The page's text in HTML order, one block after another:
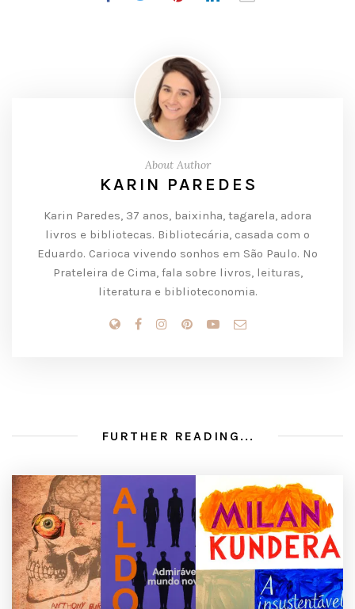
About Author
KARIN PAREDES
Karin Paredes, 37 anos, baixinha, tagarela, adora
livros e bibliotecas. Bibliotecária, casada com o
Eduardo. Carioca vivendo sonhos em São Paulo. No
Prateleira de Cima, fala sobre livros, leituras,
literatura e biblioteconomia.
FURTHER READING...